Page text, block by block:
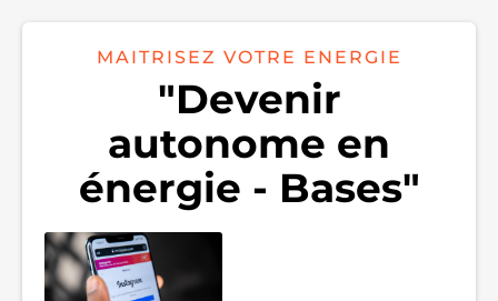
MAITRISEZ VOTRE ENERGIE
"Devenir
autonome en
énergie - Bases"